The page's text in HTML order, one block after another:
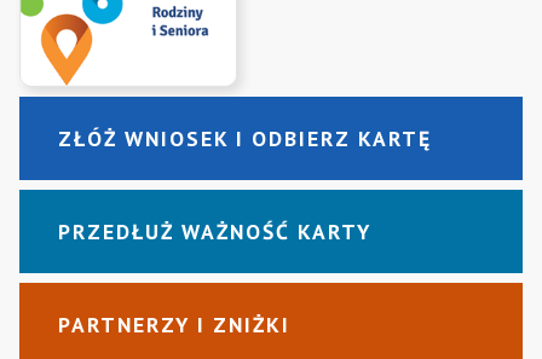
ZŁÓŻ WNIOSEK I ODBIERZ KARTĘ
PRZEDŁUŻ WAŻNOŚĆ KARTY
PARTNERZY I ZNIŻKI